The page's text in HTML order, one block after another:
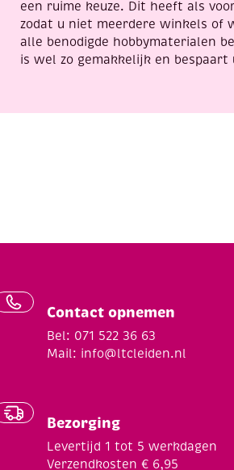
🕯 6. Decoratieve
Maak er lichtzakjesvan:
knip kleine vormpjes in het zakje
kleine kantoorartikelen
een ruime keuze. Dit heeft als
zodat u niet meerdere winkels of
alle benodigde hobbymaterialen
is wel zo gemakkelijk en
Contact opnemen
Bel: 071 522 36 63
Mail: info@ltcleiden.nl
Bezorging
Levertijd 1 tot 5 werkdagen
Verzendkosten € 6,95